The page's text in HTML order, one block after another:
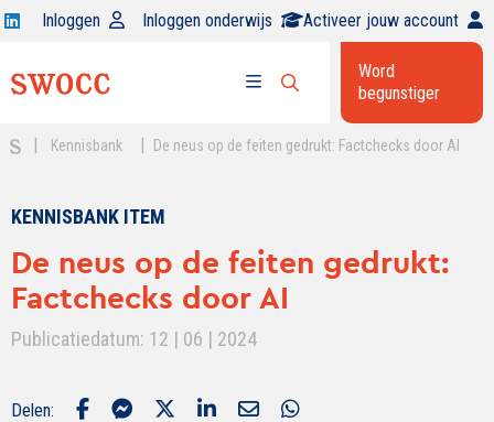
Open
op
Inloggen Inloggen onderwijs Activeer jouw account
menu
Open
zoekbalk
Word
begunstiger
Kennisbank De neus op de feiten gedrukt: Factchecks door AI
KENNISBANK ITEM
De neus op de feiten gedrukt:
Factchecks door AI
Publicatiedatum: 12 | 06 | 2024
Delen: